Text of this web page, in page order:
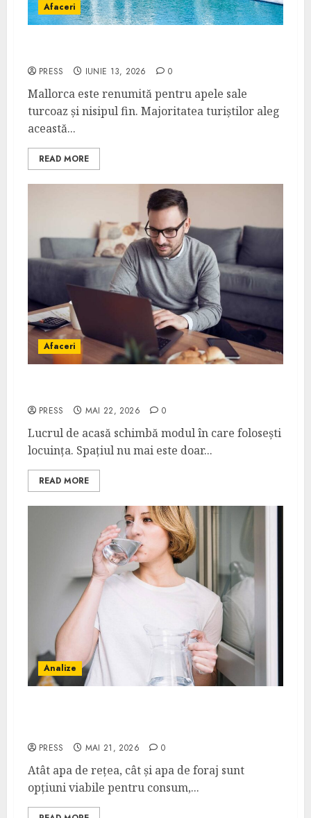
Afaceri
PRESS IUNIE 13, 2026 0
Mallorca este renumită pentru apele sale
turcoaz și nisipul fin. Majoritatea turiștilor aleg
această...
READ MORE
Afaceri
PRESS MAI 22, 2026 0
Lucrul de acasă schimbă modul în care folosești
locuința. Spațiul nu mai este doar...
READ MORE
Analize
PRESS MAI 21, 2026 0
Atât apa de rețea, cât și apa de foraj sunt
opțiuni viabile pentru consum,...